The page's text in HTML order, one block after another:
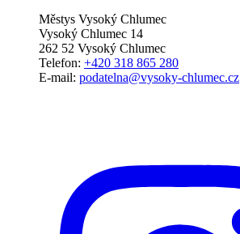
Městys Vysoký Chlumec
Vysoký Chlumec 14
262 52 Vysoký Chlumec
Telefon: +420 318 865 280
E-mail: podatelna@vysoky-chlumec.cz